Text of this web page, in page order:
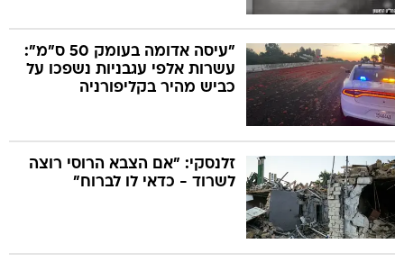
"עיסה אדומה בעומק 50 ס"מ":
עשרות אלפי עגבניות נשפכו על
כביש מהיר בקליפורניה
זלנסקי: "אם הצבא הרוסי רוצה
לשרוד - כדאי לו לברוח"